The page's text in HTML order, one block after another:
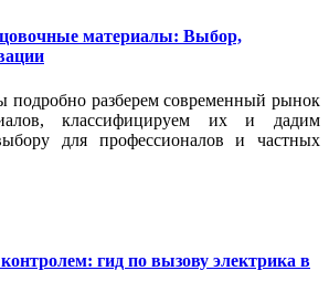
материалы: Выбор,
подробно разберем современный рынок
классифицируем их и дадим
для профессионалов и частных
гид по вызову электрика в